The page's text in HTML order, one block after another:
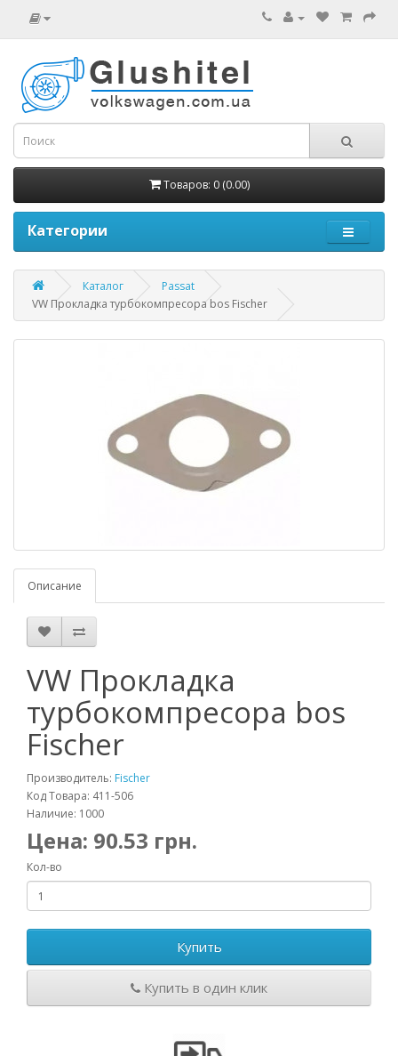
Товаров: 0 (0.00)
Категории
Каталог
Passat
VW Прокладка турбокомпресора bos Fischer
Описание
VW Прокладка
турбокомпресора bos
Fischer
Производитель: Fischer
Код Товара: 411-506
Наличие: 1000
Цена: 90.53 грн.
Кол-во
Купить
Купить в один клик